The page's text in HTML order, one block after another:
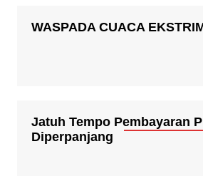
WASPADA CUACA
Jatuh Tempo Pembayaran
Diperpanjang